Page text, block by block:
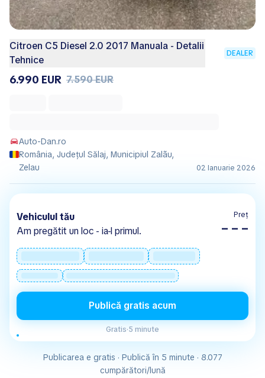
Citroen C5 Diesel 2.0 2017 Manuala - Detalii
Tehnice
DEALER
6.990 EUR 7.590 EUR
Auto-Dan.ro
România, Județul Sălaj, Municipiul Zalãu,
Zelau
02 Ianuarie 2026
Vehiculul tău
Am pregătit un loc - ia-l primul.
Preț
– – –
Publică gratis acum
Gratis·5 minute
Publicarea e gratis · Publică în 5 minute · 8.077
cumpărători/lună